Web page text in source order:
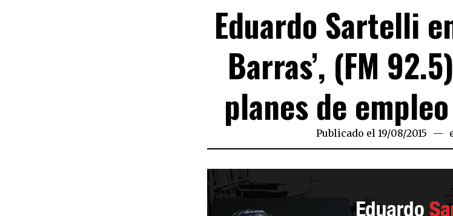
Eduardo Sartelli
Barras’, (FM
planes de empleo
Publicado el 19/08/2015